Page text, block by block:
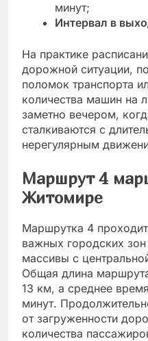
минут;
Интервал в
На практике
дорожной ситуации,
поломок транспорта
количества машин на
заметно вечером,
сталкиваются с
нерегулярным
Маршрут 4
Житомире
Маршрутка 4
важных городских
массивы с
Общая длина
13 км, а среднее
минут.
от загруженности
количества